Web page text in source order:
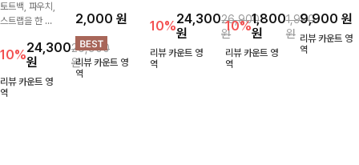
토트백, 파우치,
스트랩을 한 번
ITEM활용도 높
게 어디에든 다
양하게 즐겨주세
요 ;)
10%24,300
원
26,900
원
리뷰 카운트 영
역
음도 당당해지세
요:-)
2,000 원
리뷰 카운트 영
역
백 🤍 가볍고 내
추럴한 무드로
썸머 시즌 데일
리하게 들기 좋
10%24,300
원
26,900
원
리뷰 카운트 영
역
착용감을 선사하
는 덧신이에요:)
10%1,800
원
1,900
원
리뷰 카운트 영
역
지는 그 날의 분
위기를 느껴보세
요:)
9,900원
리뷰 카운트 영
역